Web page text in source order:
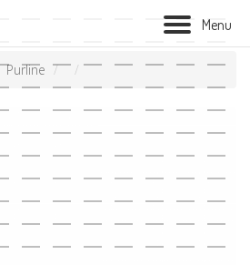
Menu
Purline